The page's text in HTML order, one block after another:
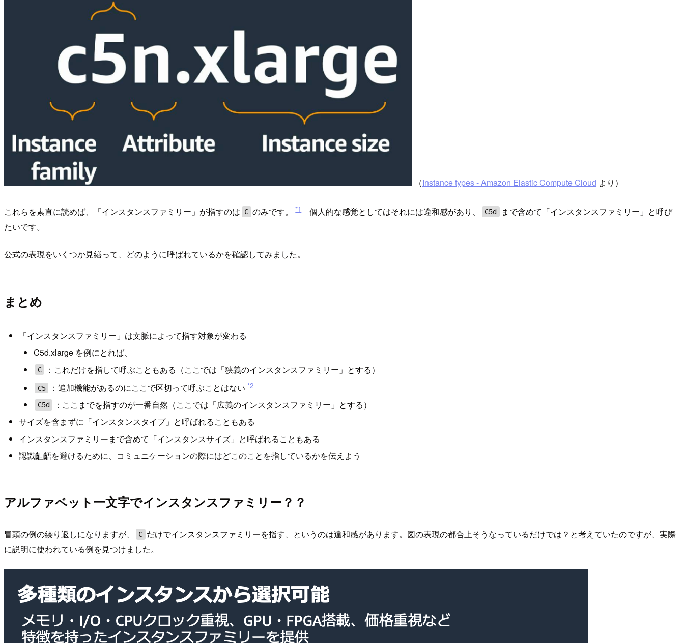
（Instance types - Amazon Elastic Compute Cloud より）
これらを素直に読めば、「インスタンスファミリー」が指すのは C のみです。*1個人的な感覚としてはそれには違和感があり、 C5d
まで含めて「インスタンスファミリー」と呼び
たいです。
公式の表現をいくつか見繕って、どのように呼ばれているかを確認してみました。
まとめ
「インスタンスファミリー」は文脈によって指す対象が変わる
C5d.xlarge を例にとれば、
C ：これだけを指して呼ぶこともある（ここでは「狭義のインスタンスファミリー」とする）
C5 ：追加機能があるのにここで区切って呼ぶことはない *2
C5d
：ここまでを指すのが一番自然（ここでは「広義のインスタンスファミリー」とする）
サイズを含まずに「インスタンスタイプ」と呼ばれることもある
インスタンスファミリーまで含めて「インスタンスサイズ」と呼ばれることもある
認識齟齬を避けるために、コミュニケーションの際にはどこのことを指しているかを伝えよう
アルファベット一文字でインスタンスファミリー？？
冒頭の例の繰り返しになりますが、 C だけでインスタンスファミリーを指す、というのは違和感があります。図の表現の都合上そうなっているだけでは？と考えていたのですが、実際
に説明に使われている例を見つけました。